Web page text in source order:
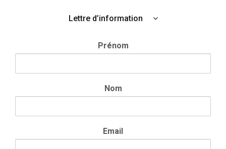
Lettre d’information
Prénom
Nom
Email